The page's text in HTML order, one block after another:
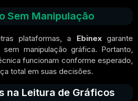
Sem Manipulação
plataformas, a Ebinexgarante
manipulação gráfica. Portanto,
funcionam conforme esperado,
total em suas decisões.
na Leitura de Gráficos